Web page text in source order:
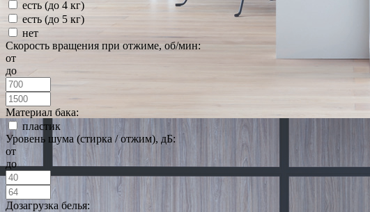
есть (до 4 кг)
есть (до 5 кг)
нет
Скорость вращения при отжиме, об/мин:
от
до
Материал бака:
пластик
Уровень шума (стирка / отжим), дБ:
от
до
Дозагрузка белья: